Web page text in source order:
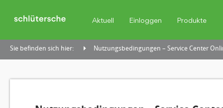
Aktuell Einloggen Produkte
Sie befinden sich hier: Nutzungsbedingungen – Service Center